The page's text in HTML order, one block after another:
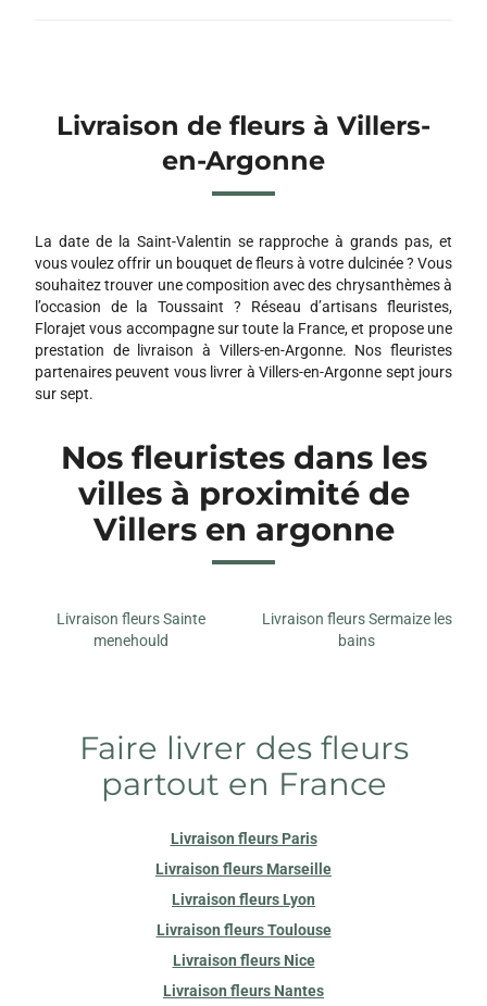
Livraison de fleurs à Villers-
en-Argonne
La date de la Saint-Valentin se rapproche à grands pas, et
vous voulez offrir un bouquet de fleurs à votre dulcinée ? Vous
souhaitez trouver une composition avec des chrysanthèmes à
l’occasion de la Toussaint ? Réseau d’artisans fleuristes,
Florajet vous accompagne sur toute la France, et propose une
prestation de livraison à Villers-en-Argonne. Nos fleuristes
partenaires peuvent vous livrer à Villers-en-Argonne sept jours
sur sept.
Nos fleuristes dans les
villes à proximité de
Villers en argonne
Livraison fleurs Sainte
menehould
Livraison fleurs Sermaize les
bains
Faire livrer des fleurs
partout en France
Livraison fleurs Paris
Livraison fleurs Marseille
Livraison fleurs Lyon
Livraison fleurs Toulouse
Livraison fleurs Nice
Livraison fleurs Nantes